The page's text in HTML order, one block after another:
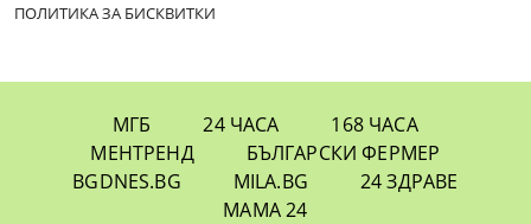
ПОЛИТИКА ЗА БИСКВИТКИ
МГБ 24 ЧАСА
168 ЧАСА
МЕНТРЕНД
БЪЛГАРСКИ ФЕРМЕР
BGDNES.BG
MILA.BG
24 ЗДРАВЕ
МАМА 24